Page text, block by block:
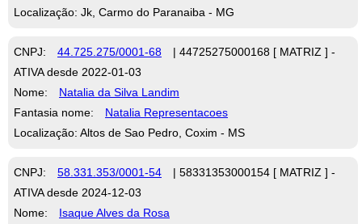
Localização: Jk, Carmo do Paranaiba - MG
CNPJ: 44.725.275/0001-68
| 44725275000168 [ MATRIZ ] -
ATIVA desde 2022-01-03
Nome:
Natalia da Silva Landim
Fantasia nome:
Natalia Representacoes
Localização: Altos de Sao Pedro, Coxim - MS
CNPJ: 58.331.353/0001-54
| 58331353000154 [ MATRIZ ] -
ATIVA desde 2024-12-03
Nome:
Isaque Alves da Rosa